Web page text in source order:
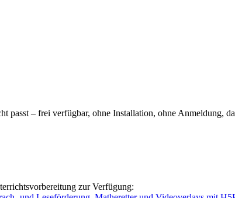
passt – frei verfügbar, ohne Installation, ohne Anmeldung,
zur Verfügung: